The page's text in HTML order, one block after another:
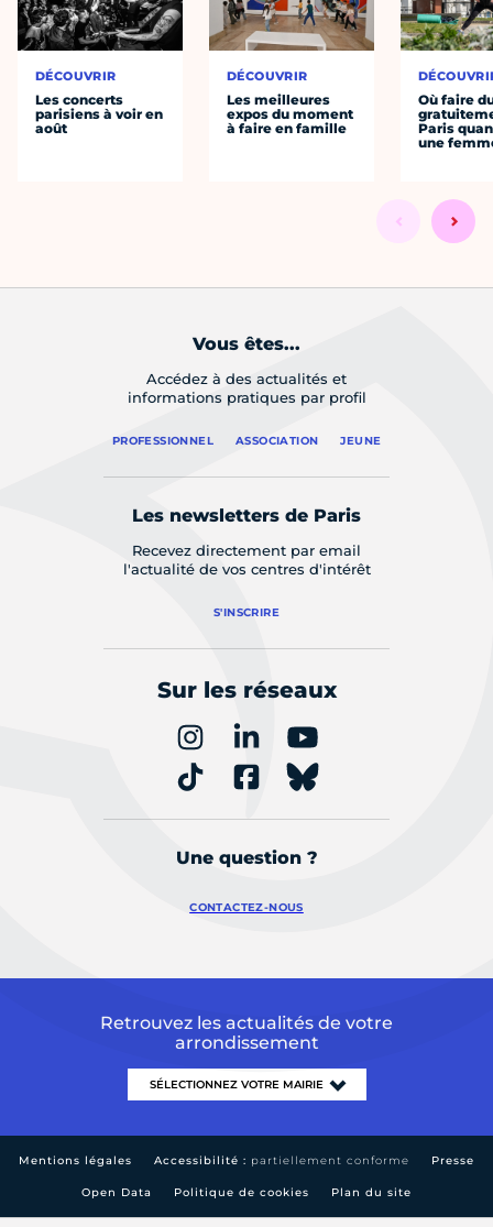
DÉCOUVRIR
Les concerts
parisiens à voir en
août
DÉCOUVRIR
Les meilleures
expos du moment
à faire en famille
Où faire
Paris
une
Vous êtes...
Accédez à des actualités et
informations pratiques par profil
PROFESSIONNEL ASSOCIATION JEUNE
Les newsletters de Paris
Recevez directement par email
l'actualité de vos centres d'intérêt
S'INSCRIRE
Sur les réseaux
Une question ?
CONTACTEZ-NOUS
Retrouvez les actualités de votre
arrondissement
Mentions légales Accessibilité : partiellement conforme Presse
Open Data Politique de cookies Plan du site